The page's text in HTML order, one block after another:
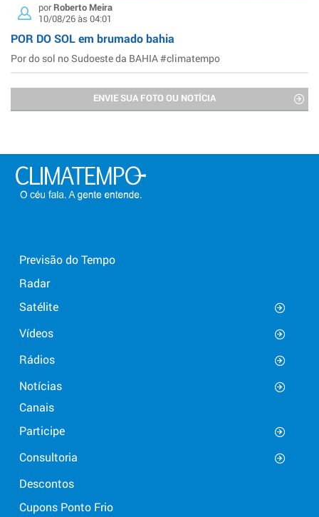
porRoberto Meira
10/08/26 às 04:01
POR DO SOL em brumado bahia
Por do sol no Sudoeste da BAHIA #climatempo
ENVIE SUA FOTO OU NOTÍCIA
Previsão do Tempo
Radar
Satélite
Vídeos
Rádios
Notícias
Canais
Participe
Consultoria
Descontos
Cupons Ponto Frio